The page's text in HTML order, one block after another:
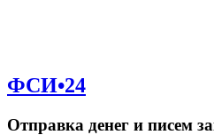
ФСИ•24
Отправка денег и